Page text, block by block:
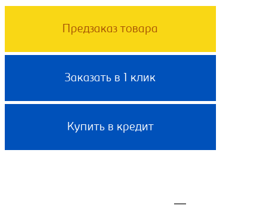
Предзаказ товара
Заказать в 1 клик
Купить в кредит